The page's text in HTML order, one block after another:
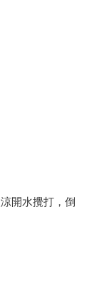
開水攪打，倒